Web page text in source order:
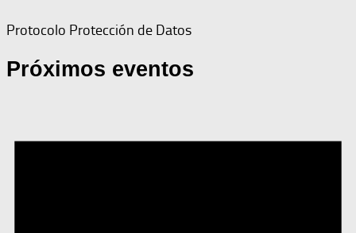
Protocolo Protección de Datos
Próximos eventos